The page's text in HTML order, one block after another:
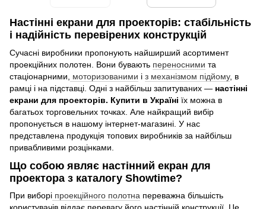
Настінні екрани для проекторів: стабільність
і надійність перевірених конструкцій
Сучасні виробники пропонують найширший асортимент
проекційних полотен. Вони бувають переносними та
стаціонарними,
моторизованими і з механізмом підйому, в
рамці і на підставці. Одні з найбільш запитуваних — настінні
екрани для проекторів. Купити в Україні їх можна в
багатьох торговельних точках. Але найкращий вибір
пропонується в нашому інтернет-магазині. У нас
представлена продукція топових виробників за найбільш
привабливими розцінками.
Що собою являє настінний екран для
проектора з каталогу Showtime?
При виборі проекційного полотна переважна більшість